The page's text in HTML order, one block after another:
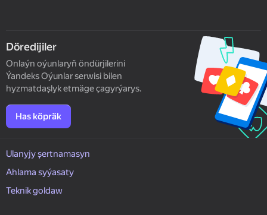
Döredijiler
Onlaýn oýunlaryň öndürjilerini
Ýandeks Oýunlar serwisi bilen
hyzmatdaşlyk etmäge çagyrýarys.
Has köpräk
Ulanyjy şertnamasyn
Ahlama syýasaty
Teknik goldaw